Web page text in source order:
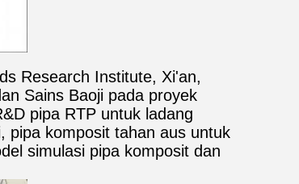
Research Institute, Xi'an,
Sains Baoji pada proyek
pipa RTP untuk ladang
pipa komposit tahan aus untuk
simulasi pipa komposit dan